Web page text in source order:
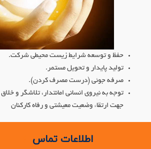
حفظ و توسعه شرایط زیست محیطی شرکت.
تولید پایدار و تحویل مستمر.
صرفه جوئی (درست مصرف کردن).
توجه به نیروی انسانی امانتدار، تلاشگر و
جهت ارتقاء وضعیت معیشتی و رفاه کارکنان
اطلاعات تماس